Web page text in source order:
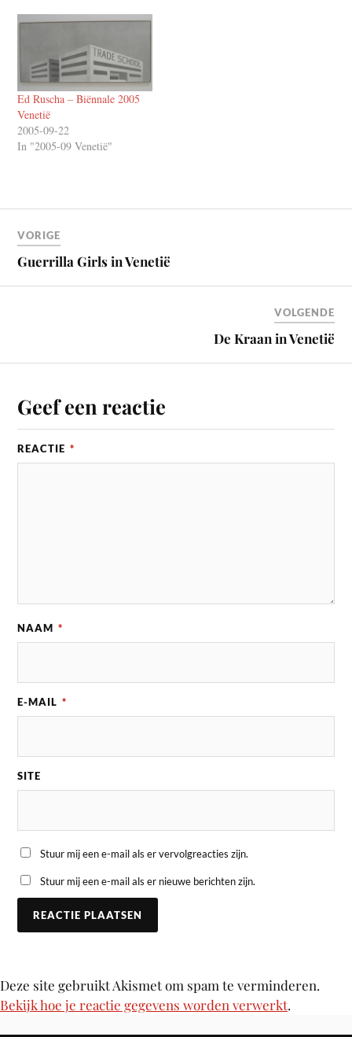
Ed Ruscha – Biënnale 2005
Venetië
2005-09-22
In "2005-09 Venetië"
VORIGE
Guerrilla Girls in Venetië
VOLGENDE
De Kraan in Venetië
Geef een reactie
REACTIE *
NAAM *
E-MAIL *
SITE
Stuur mij een e-mail als er vervolgreacties zijn.
Stuur mij een e-mail als er nieuwe berichten zijn.
Deze site gebruikt Akismet om spam te verminderen.
Bekijk hoe je reactie gegevens worden verwerkt.